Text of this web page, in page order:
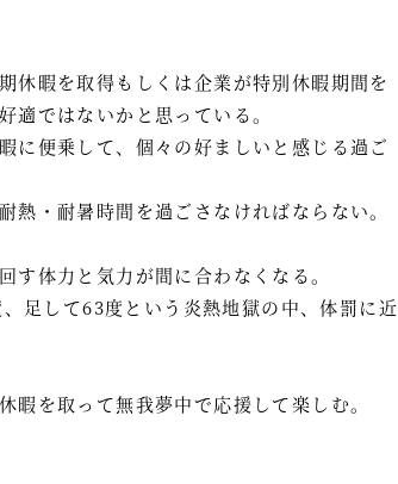
休暇を取得もしくは企業が特別休暇期間を
適ではないかと思っている。
に便乗して、個々の好ましいと感じる過ご
・耐暑時間を過ごさなければならない。
体力と気力が間に合わなくなる。
足して63度という炎熱地獄の中、体罰に近
を取って無我夢中で応援して楽しむ。